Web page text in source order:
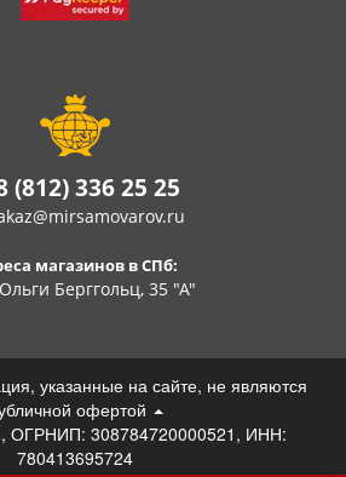
(812) 336 25 25
магазинов в СПб:
Берггольц, 35 "А"
указанные на сайте, не являются
офертой
ОГРНИП: 308784720000521, ИНН:
780413695724